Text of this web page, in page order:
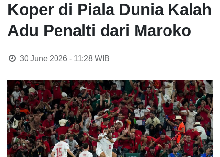
Koper di Piala Dunia Kalah
Adu Penalti dari Maroko
30 June 2026 - 11:28WIB